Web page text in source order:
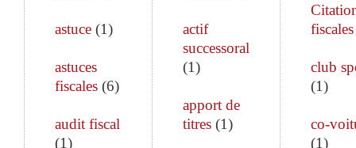
astuce (1)
astuces
fiscales (6)
audit fiscal
(1)
actif
successoral
(1)
apport de
titres(1)
fiscales
club
(1)
co-
(1)